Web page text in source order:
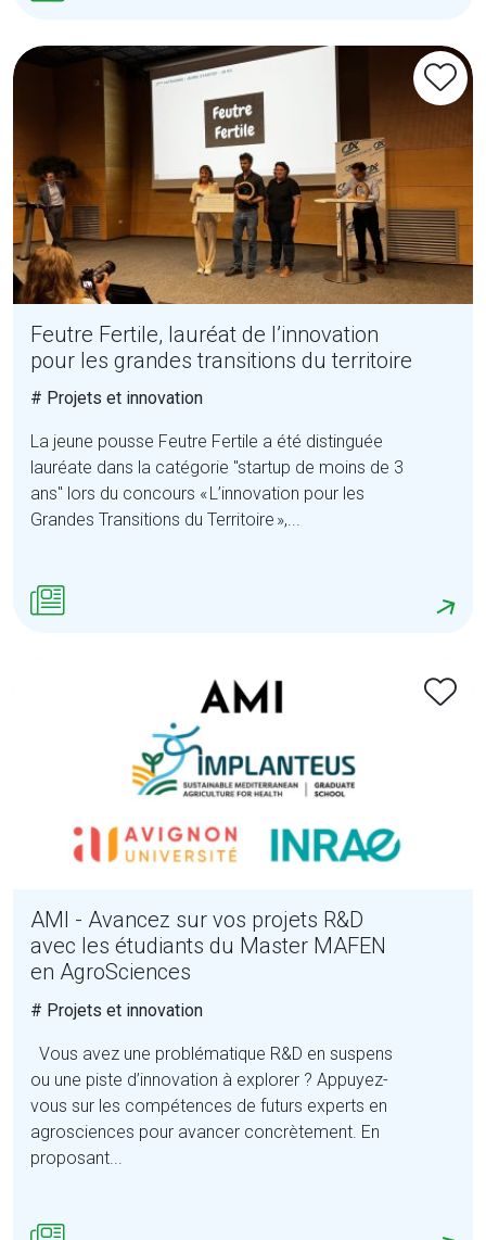
Feutre Fertile, lauréat de l’innovation
pour les grandes transitions du territoire
# Projets et innovation
La jeune pousse Feutre Fertile a été distinguée
lauréate dans la catégorie "startup de moins de 3
ans" lors du concours « L’innovation pour les
Grandes Transitions du Territoire »,...
AMI - Avancez sur vos projets R&D
avec les étudiants du Master MAFEN
en AgroSciences
# Projets et innovation
Vous avez une problématique R&D en suspens
ou une piste d’innovation à explorer ? Appuyez-
vous sur les compétences de futurs experts en
agrosciences pour avancer concrètement. En
proposant...